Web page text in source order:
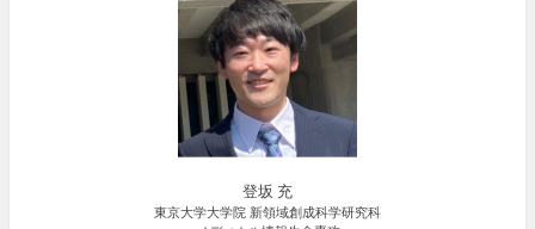
登坂 充
東京大学大学院 新領域創成科学研究科